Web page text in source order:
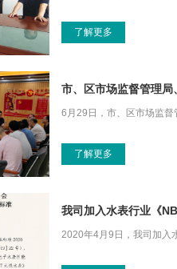
了解更多
市、区市场监督管理
6月29日，市、区市场监督
了解更多
我司加入水表行业《
2020年4月9日，我司加入